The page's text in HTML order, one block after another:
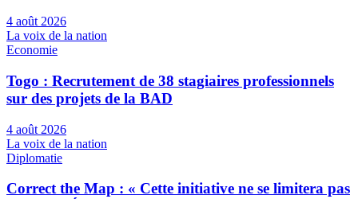
4 août 2026
La voix de la nation
Economie
Togo : Recrutement de 38 stagiaires professionnels
sur des projets de la BAD
4 août 2026
La voix de la nation
Diplomatie
Correct the Map : « Cette initiative ne se limitera pas